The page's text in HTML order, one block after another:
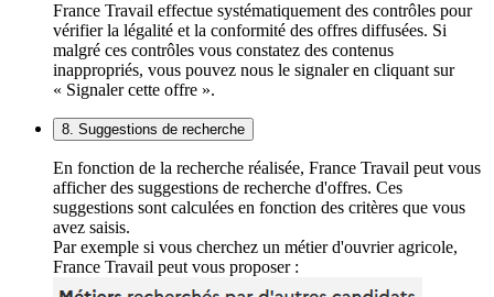
France Travail effectue systématiquement des contrôles pour
vérifier la légalité et la conformité des offres diffusées. Si
malgré ces contrôles vous constatez des contenus
inappropriés, vous pouvez nous le signaler en cliquant sur
« Signaler cette offre ».
8. Suggestions de recherche
En fonction de la recherche réalisée, France Travail peut vous
afficher des suggestions de recherche d'offres. Ces
suggestions sont calculées en fonction des critères que vous
avez saisis.
Par exemple si vous cherchez un métier d'ouvrier agricole,
France Travail peut vous proposer :